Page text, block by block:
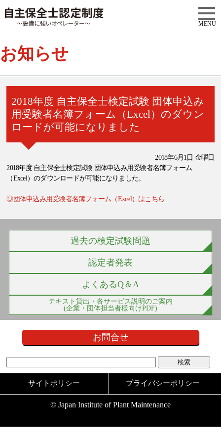
MENU
お知らせ
2018年度 自主保全士検定試験 団体申込み
用受験者名簿フォーム（Excel）のダウン
ロードが可能になりました
2018年6月1日 金曜日
2018年度 自主保全士検定試験 団体申込み用受験者名簿フォーム
（Excel）のダウンロードが可能になりました。
◎団体申込み用受験者名簿フォーム（Excel）はこちら
過去の検定試験問題
認定者発表
よくあるQ＆A
テキスト貸出・各サービス説明のご案内
(企業・団体担当者様向けPDF)
お問合せ
サイトポリシー プライバシーポリシー
© Japan Institute of Plant Maintenance